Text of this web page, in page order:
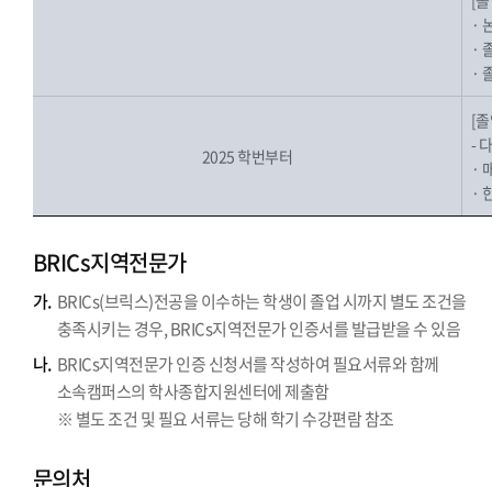
·
·
·
2025 학번부터
[
-
·
·
BRICs지역전문가
가. BRICs(브릭스)전공을 이수하는 학생이 졸업 시까지 별도 조건을
충족시키는 경우, BRICs지역전문가 인증서를 발급받을 수 있음
나. BRICs지역전문가 인증 신청서를 작성하여 필요서류와 함께
소속캠퍼스의 학사종합지원센터에 제출함
※ 별도 조건 및 필요 서류는 당해 학기 수강편람 참조
문의처